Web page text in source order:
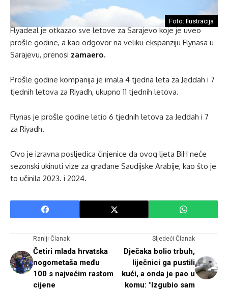
Foto: Ilustracija
Flyadeal je otkazao sve letove za Sarajevo koje je uveo
prošle godine, a kao odgovor na veliku ekspanziju Flynasa u
Sarajevu, prenosi zamaero.
Prošle godine kompanija je imala 4 tjedna leta za Jeddah i 7
tjednih letova za Riyadh, ukupno 11 tjednih letova.
Flynas je prošle godine letio 6 tjednih letova za Jeddah i 7
za Riyadh.
Ovo je izravna posljedica činjenice da ovog ljeta BiH neće
sezonski ukinuti vize za građane Saudijske Arabije, kao što je
to učinila 2023. i 2024.
Raniji Članak
Četiri mlada hrvatska
nogometaša među
100 s najvećim rastom
cijene
Sljedeći Članak
Dječaka bolio trbuh,
liječnici ga pustili
kući, a onda je pao u
komu: "Izgubio sam